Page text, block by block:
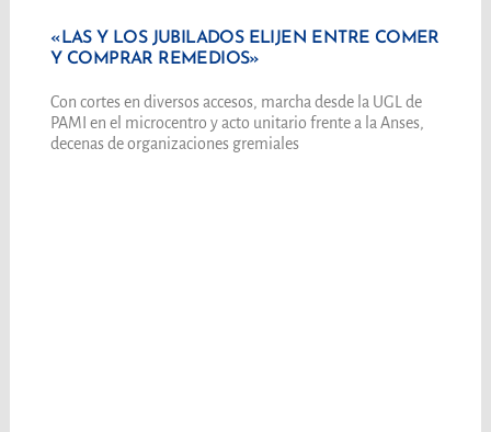
«LAS Y LOS JUBILADOS ELIJEN ENTRE COMER
Y COMPRAR REMEDIOS»
Con cortes en diversos accesos, marcha desde la UGL de
PAMI en el microcentro y acto unitario frente a la Anses,
decenas de organizaciones gremiales